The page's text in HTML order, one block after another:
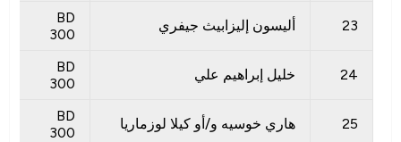
23 أليسون إليزابيث جيفري
BD
300
24 خليل إبراهيم علي
BD
300
25 هاري خوسيه و/أو كيلا لوزماريا
BD
300